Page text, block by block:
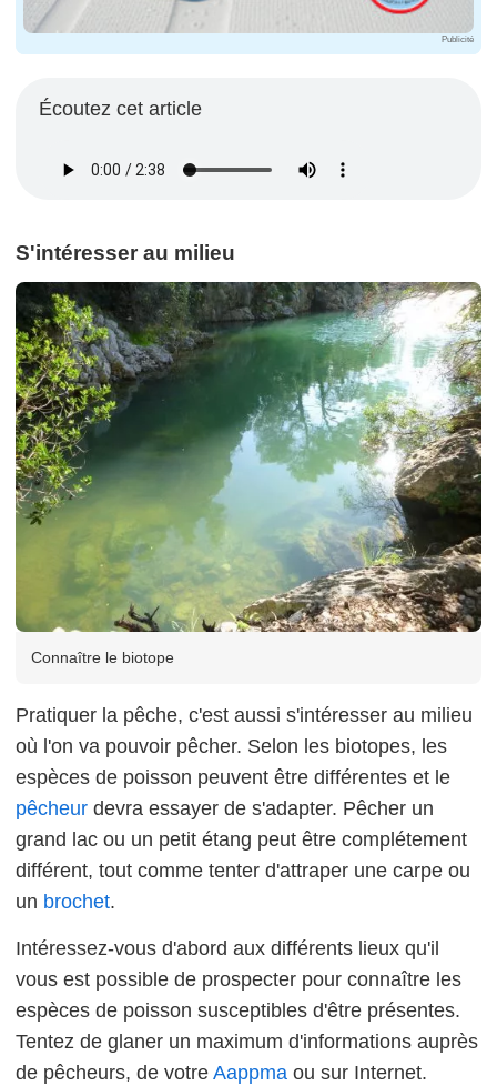
Publicité
Écoutez cet article
S'intéresser au milieu
Connaître le biotope
Pratiquer la pêche, c'est aussi s'intéresser au milieu
où l'on va pouvoir pêcher. Selon les biotopes, les
espèces de poisson peuvent être différentes et le
pêcheur devra essayer de s'adapter. Pêcher un
grand lac ou un petit étang peut être complétement
différent, tout comme tenter d'attraper une carpe ou
un brochet.
Intéressez-vous d'abord aux différents lieux qu'il
vous est possible de prospecter pour connaître les
espèces de poisson susceptibles d'être présentes.
Tentez de glaner un maximum d'informations auprès
de pêcheurs, de votre Aappma ou sur Internet.